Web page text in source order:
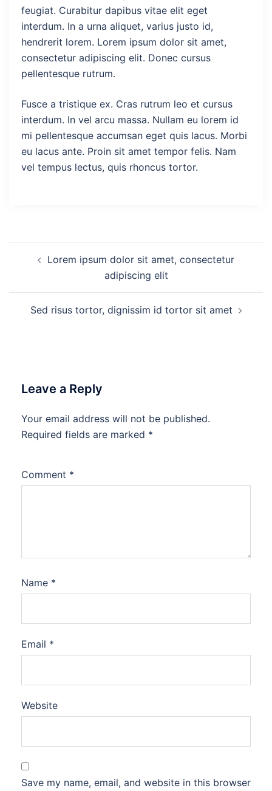
feugiat. Curabitur dapibus vitae elit eget
interdum. In a urna aliquet, varius justo id,
hendrerit lorem. Lorem ipsum dolor sit amet,
consectetur adipiscing elit. Donec cursus
pellentesque rutrum.
Fusce a tristique ex. Cras rutrum leo et cursus
interdum. In vel arcu massa. Nullam eu lorem id
mi pellentesque accumsan eget quis lacus. Morbi
eu lacus ante. Proin sit amet tempor felis. Nam
vel tempus lectus, quis rhoncus tortor.
Lorem ipsum dolor sit amet, consectetur
adipiscing elit
Sed risus tortor, dignissim id tortor sit amet
Leave a Reply
Your email address will not be published.
Required fields are marked *
Comment *
Name *
Email *
Website
Save my name, email, and website in this browser